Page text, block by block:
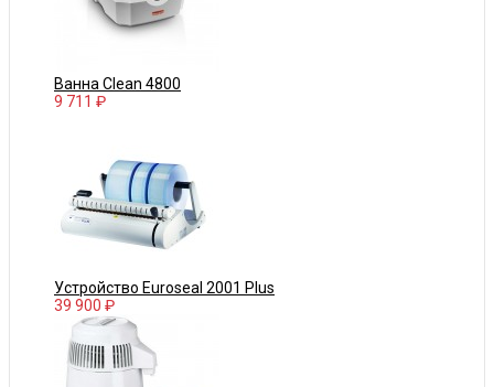
Ванна Clean 4800
9 711 ₽
Устройство Euroseal 2001 Plus
39 900 ₽